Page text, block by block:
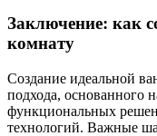
Заключение: как
комнату
Создание идеальной
подхода, основанного
функциональных
технологий. Важные